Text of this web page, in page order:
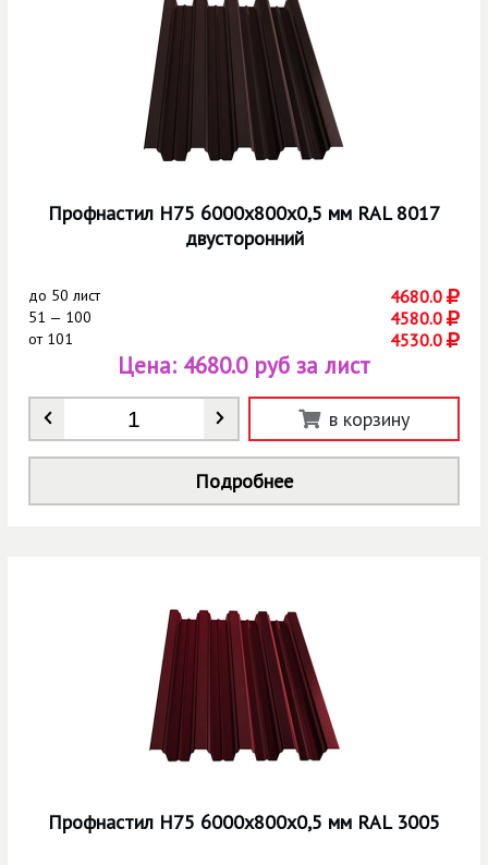
Профнастил Н75 6000х800х0,5 мм RAL 8017
двусторонний
до 50 лист 4680.0
51 — 100 4580.0
от101 4530.0
Количество
Цена: 4680.0 руб за лист
в корзину
Подробнее
Профнастил Н75 6000х800х0,5 мм RAL 3005